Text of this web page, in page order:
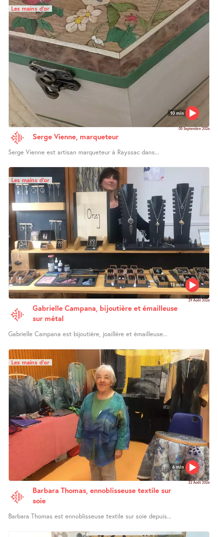
10 min
Les mains d’or
05 Septembre 2026
Serge Vienne, marqueteur
Serge Vienne est artisan marqueteur à Rayssac dans...
13 min
Les mains d’or
29 Août 2026
Gabrielle Campana, bijoutière et émailleuse
sur métal
Gabrielle Campana est bijoutière, joaillère et émailleuse...
6 min
Les mains d’or
22 Août 2026
Barbara Thomas, ennoblisseuse textile sur
soie
Barbara Thomas est ennoblisseuse textile sur soie depuis...